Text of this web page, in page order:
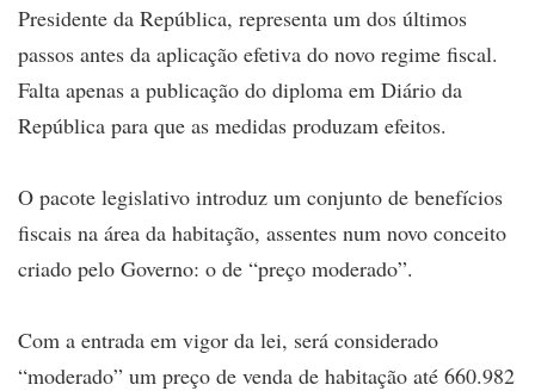
Presidente da República, representa um dos últimos
passos antes da aplicação efetiva do novo regime fiscal.
Falta apenas a publicação do diploma em Diário da
República para que as medidas produzam efeitos.
O pacote legislativo introduz um conjunto de benefícios
fiscais na área da habitação, assentes num novo conceito
criado pelo Governo: o de “preço moderado”.
Com a entrada em vigor da lei, será considerado
“moderado” um preço de venda de habitação até 660.982